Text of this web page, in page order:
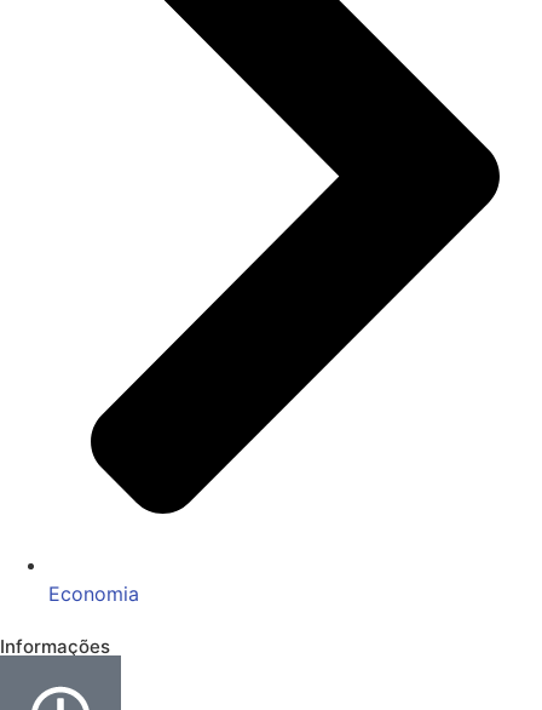
Economia
Informações